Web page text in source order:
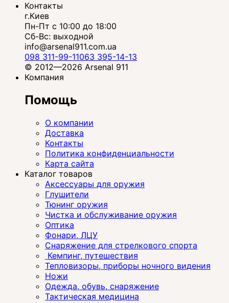
Контакты
г.Киев
Пн-Пт с 10:00 до 18:00
Сб-Вс: выходной
info@arsenal911.com.ua
098 311-99-11063 395-14-13
© 2012—2026 Arsenal 911
Компания
Помощь
О компании
Доставка
Контакты
Политика конфиденциальности
Карта сайта
Каталог товаров
Аксессуары для оружия
Глушители
Тюнинг оружия
Чистка и обслуживание оружия
Оптика
Фонари, ЛЦУ
Снаряжение для стрелкового спорта
Кемпинг, путешествия
Тепловизоры, приборы ночного видения
Ножи
Одежда, обувь, снаряжение
Тактическая медицина